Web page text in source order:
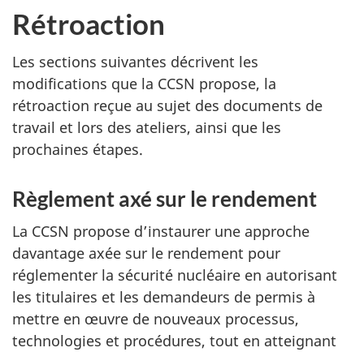
Rétroaction
Les sections suivantes décrivent les
modifications que la CCSN propose, la
rétroaction reçue au sujet des documents de
travail et lors des ateliers, ainsi que les
prochaines étapes.
Règlement axé sur le rendement
La CCSN propose d’instaurer une approche
davantage axée sur le rendement pour
réglementer la sécurité nucléaire en autorisant
les titulaires et les demandeurs de permis à
mettre en œuvre de nouveaux processus,
technologies et procédures, tout en atteignant